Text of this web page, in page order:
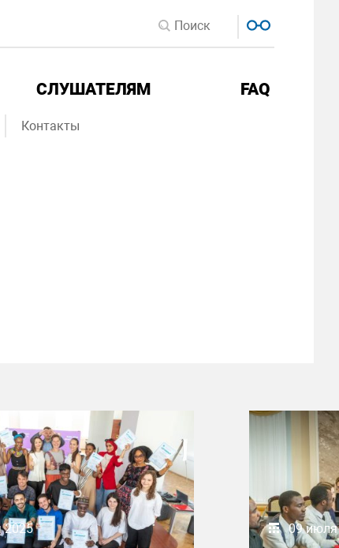
СЛУШАТЕЛЯМ FAQ
Контакты
2025 09